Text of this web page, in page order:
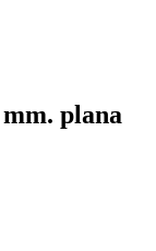
plana